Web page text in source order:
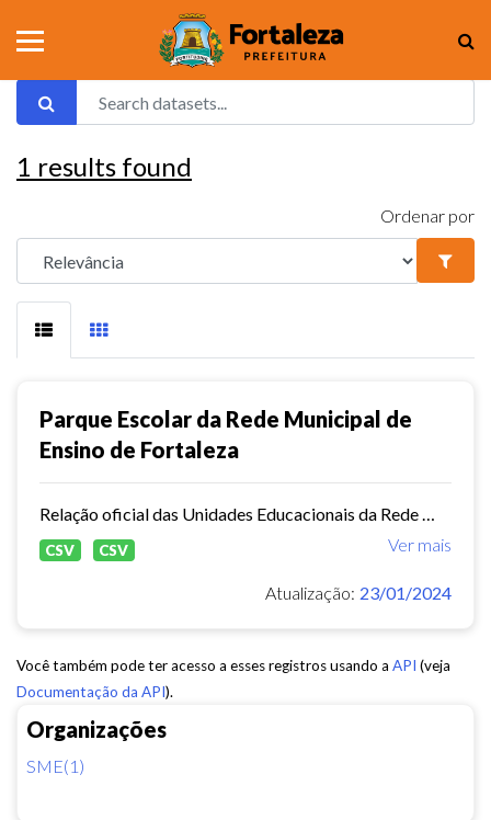
Organizações
SME(1)
1 results found
Ordenar por
Parque Escolar da Rede Municipal de
Ensino de Fortaleza
Ver mais
CSV CSV
Atualização: 23/01/2024
Você também pode ter acesso a esses registros usando a API (veja
Documentação da API).